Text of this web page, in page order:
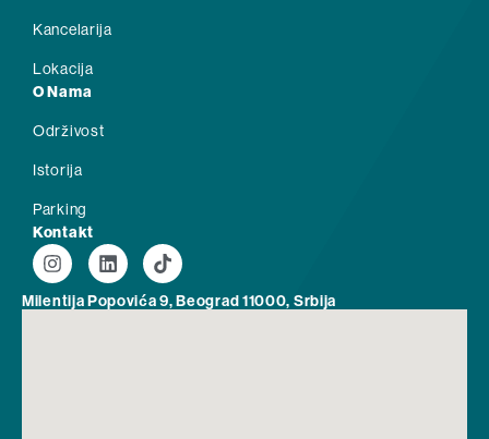
Kancelarija
Lokacija
O Nama
Održivost
Istorija
Parking
Kontakt
Milentija Popovića 9, Beograd 11000, Srbija